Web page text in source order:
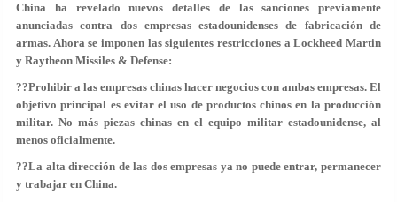
China ha revelado nuevos detalles de las sanciones previamente
anunciadas contra dos empresas estadounidenses de fabricación de
armas. Ahora se imponen las siguientes restricciones a Lockheed Martin
y Raytheon Missiles & Defense:
??Prohibir a las empresas chinas hacer negocios con ambas empresas. El
objetivo principal es evitar el uso de productos chinos en la producción
militar. No más piezas chinas en el equipo militar estadounidense, al
menos oficialmente.
??La alta dirección de las dos empresas ya no puede entrar, permanecer
y trabajar en China.